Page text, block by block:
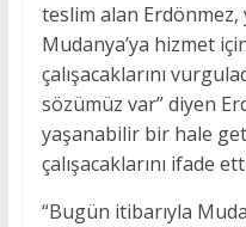
teslim alan Erdönmez,
Mudanya’ya hizmet
çalışacaklarını
sözümüz var” diyen
yaşanabilir bir hale
çalışacaklarını ifade
“Bugün itibarıyla